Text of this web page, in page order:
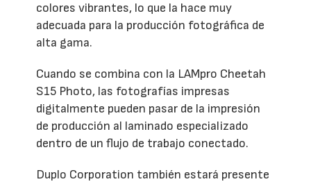
colores vibrantes, lo que la hace muy
adecuada para la producción fotográfica de
alta gama.
Cuando se combina con la LAMpro Cheetah
S15 Photo, las fotografías impresas
digitalmente pueden pasar de la impresión
de producción al laminado especializado
dentro de un flujo de trabajo conectado.
Duplo Corporation también estará presente